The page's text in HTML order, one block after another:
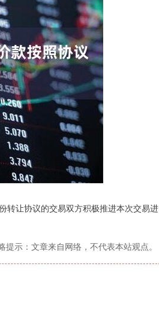
让协议的交易双方积极推进本次交易进
提示：文章来自网络，不代表本站观点。